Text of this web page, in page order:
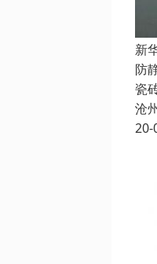
新
防
瓷
沧
20-